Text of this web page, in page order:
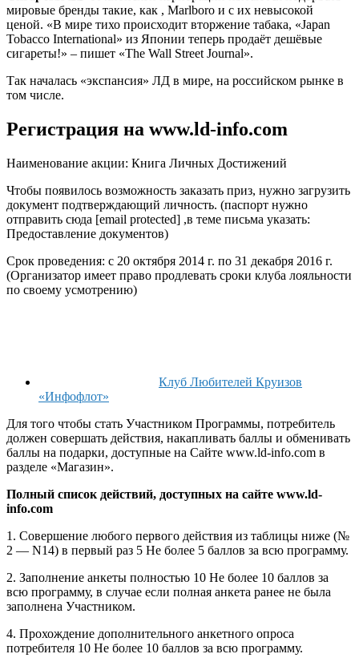
мировые бренды такие, как , Marlboro и с их невысокой
ценой. «В мире тихо происходит вторжение табака, «Japan
Tobacco International» из Японии теперь продаёт дешёвые
сигареты!» – пишет «The Wall Street Journal».
Так началась «экспансия» ЛД в мире, на российском рынке в
том числе.
Регистрация на www.ld-info.com
Наименование акции: Книга Личных Достижений
Чтобы появилось возможность заказать приз, нужно загрузить
документ подтверждающий личность. (паспорт нужно
отправить сюда [email protected] ,в теме письма указать:
Предоставление документов)
Срок проведения: с 20 октября 2014 г. по 31 декабря 2016 г.
(Организатор имеет право продлевать сроки клуба лояльности
по своему усмотрению)
Клуб Любителей Круизов
«Инфофлот»
Для того чтобы стать Участником Программы, потребитель
должен совершать действия, накапливать баллы и обменивать
баллы на подарки, доступные на Сайте www.ld-info.com в
разделе «Магазин».
Полный список действий, доступных на сайте www.ld-
info.com
1. Совершение любого первого действия из таблицы ниже (№
2 — N14) в первый раз 5 Не более 5 баллов за всю программу.
2. Заполнение анкеты полностью 10 Не более 10 баллов за
всю программу, в случае если полная анкета ранее не была
заполнена Участником.
4. Прохождение дополнительного анкетного опроса
потребителя 10 Не более 10 баллов за всю программу.